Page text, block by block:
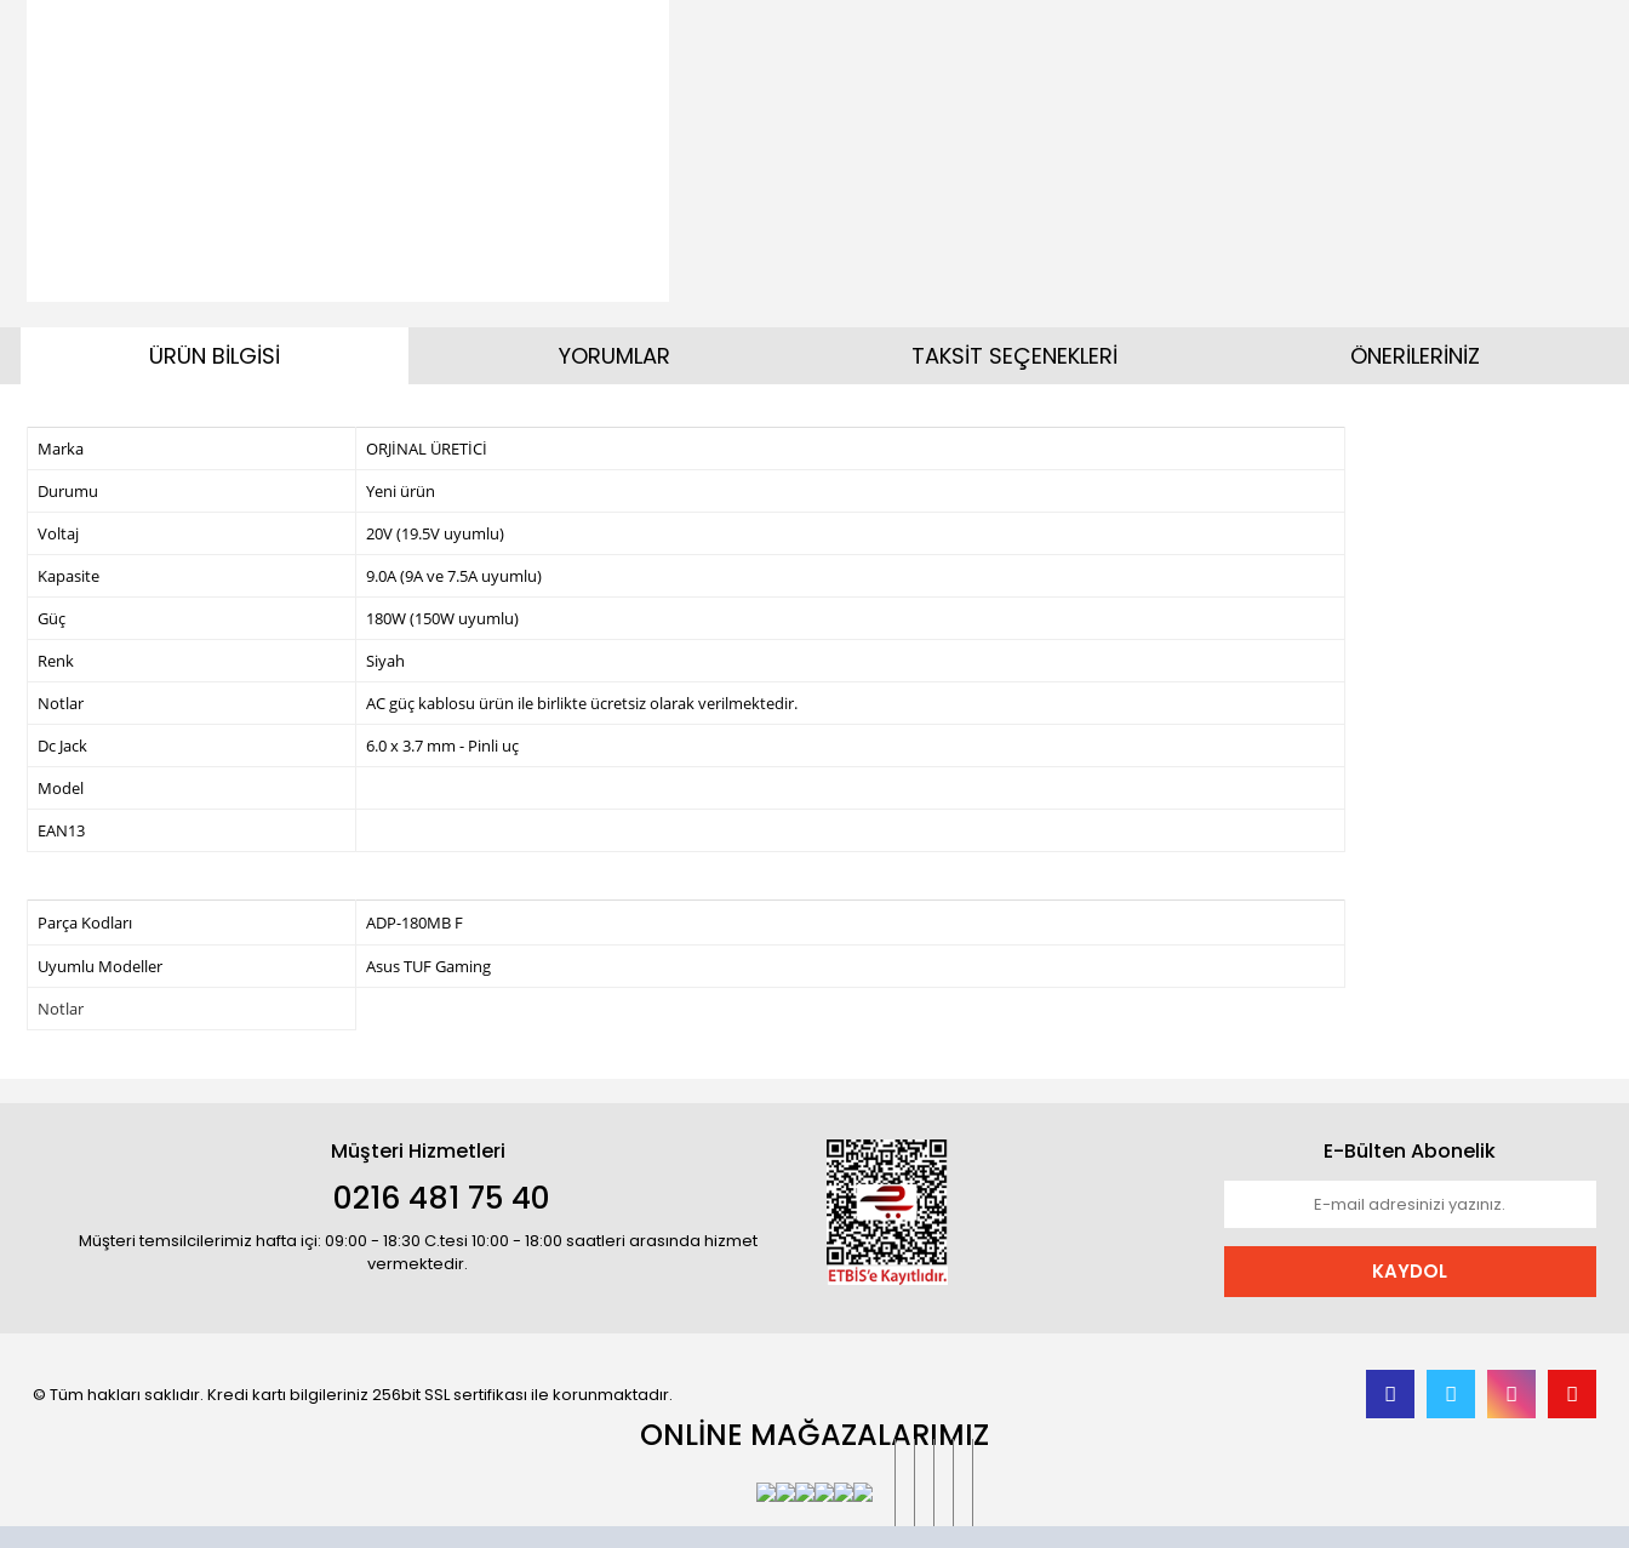
ÜRÜN BİLGİSİ
Marka
ORJİNAL ÜRETİCİ
Durumu
Yeni ürün
Voltaj
20V (19.5V uyumlu)
Kapasite
9.0A (9A ve 7.5A uyumlu)
Güç
180W (150W uyumlu)
Renk
Siyah
Notlar
AC güç kablosu ürün ile birlikte ücretsiz olarak verilmektedir.
Dc Jack
6.0 x 3.7 mm - Pinli uç
Model
EAN13
Parça Kodları
ADP-180MB F
Uyumlu Modeller
Asus TUF Gaming
Notlar
YORUMLAR TAKSİT SEÇENEKLERİ ÖNERİLERİNİZ
Müşteri Hizmetleri
0216 481 75 40
Müşteri temsilcilerimiz hafta içi: 09:00 - 18:30 C.tesi 10:00 - 18:00 saatleri arasında hizmet
vermektedir.
E-Bülten Abonelik
KAYDOL
© Tüm hakları saklıdır. Kredi kartı bilgileriniz 256bit SSL sertifikası ile korunmaktadır.
ONLİNE MAĞAZALARIMIZ